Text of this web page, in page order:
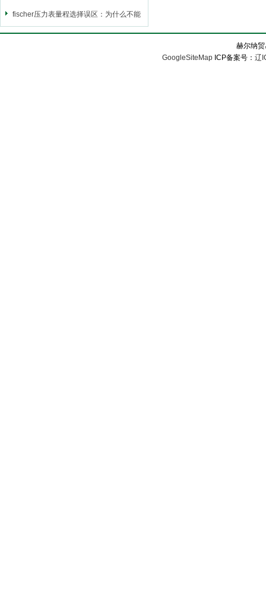
电偶，进口温度传感器
fischer压力表量程选择误区：为什么不能
选太大？
赫尔纳
GoogleSiteMap ICP备案号：辽